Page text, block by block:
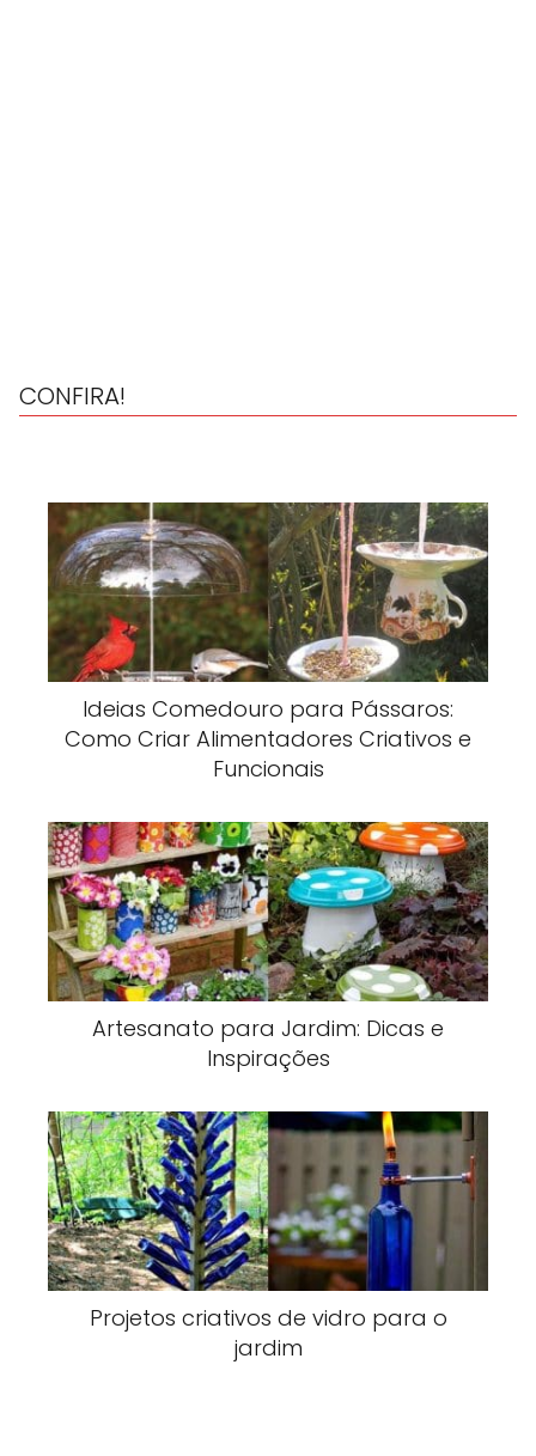
CONFIRA!
Ideias Comedouro para Pássaros:
Como Criar Alimentadores Criativos e
Funcionais
Artesanato para Jardim: Dicas e
Inspirações
Projetos criativos de vidro para o
jardim